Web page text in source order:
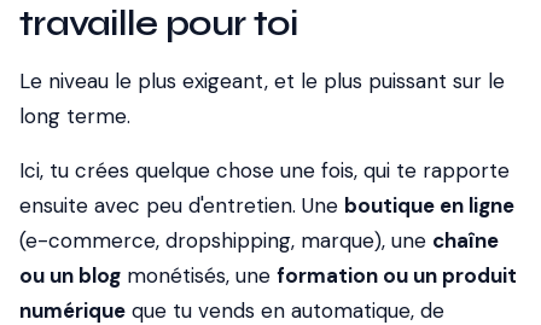
travaille pour toi
Le niveau le plus exigeant, et le plus puissant sur le
long terme.
Ici, tu crées quelque chose une fois, qui te rapporte
ensuite avec peu d'entretien. Une boutique en ligne
(e-commerce, dropshipping, marque), une chaîne
ou un blog monétisés, une formation ou un produit
numérique que tu vends en automatique, de